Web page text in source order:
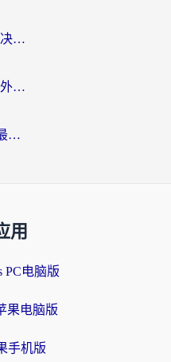
国外玩灌篮高手延迟高怎么解决？海外玩家国服游戏加速终极指南
非人学园加速器超级加速，海外玩家重返国服的通行证
国外用什么加速器玩奇迹MU最好？2026海外玩家国服游戏加速全攻略
用
PC电脑版
果电脑版
手机版